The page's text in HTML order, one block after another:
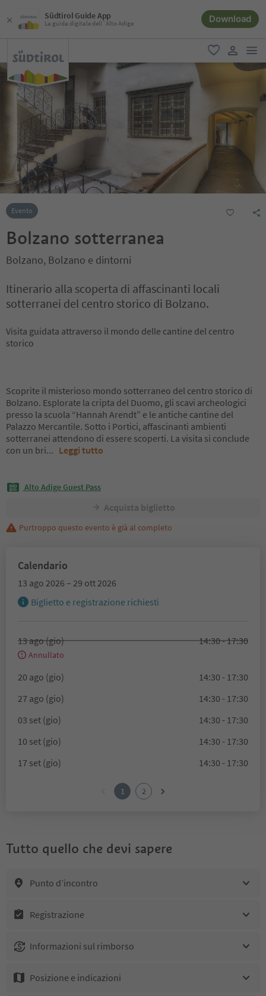
Südtirol Guide App
La guida digitale dell´Alto Adige Download
favoriti
user link
Evento
Bolzano sotterranea
Bolzano, Bolzano e dintorni
Itinerario alla scoperta di affascinanti locali
sotterranei del centro storico di Bolzano.
Visita guidata attraverso il mondo delle cantine del centro
storico
Scoprite il misterioso mondo sotterraneo del centro storico di
Bolzano. Esplorate la cripta del Duomo, gli scavi archeologici
presso la scuola “Hannah Arendt” e le antiche cantine del
Palazzo Mercantile. Sotto i Portici, affascinanti ambienti
sotterranei attendono di essere scoperti. La visita si conclude
con un bri... Leggi tutto
Alto Adige Guest Pass
Acquista biglietto
Purtroppo questo evento è già al completo
Calendario
13 ago 2026 – 29 ott 2026
Biglietto e registrazione richiesti
13 ago (gio) 14:30 - 17:30
Annullato
20 ago (gio)
14:30 - 17:30
27 ago (gio)
14:30 - 17:30
03 set (gio)
14:30 - 17:30
10 set (gio)
14:30 - 17:30
17 set (gio)
14:30 - 17:30
1 2
Tutto quello che devi sapere
Punto d’incontro
Registrazione
Informazioni sul rimborso
Posizione e indicazioni